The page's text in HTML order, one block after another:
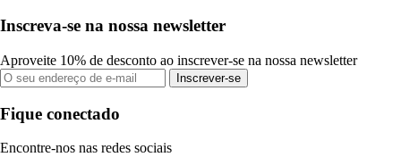
Inscreva-se na nossa newsletter
Aproveite 10% de desconto ao inscrever-se na nossa newsletter
Inscrever-se
Fique conectado
Encontre-nos nas redes sociais